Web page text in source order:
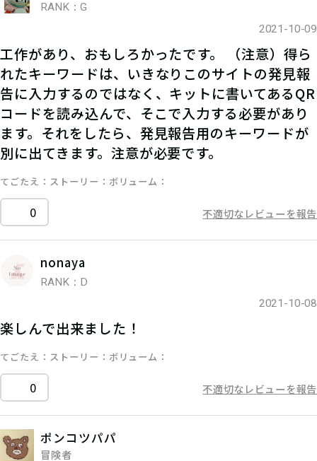
RANK：G
2021-10-09
工作があり、おもしろかったです。 （注意）得ら
れたキーワードは、いきなりこのサイトの発見報
告に入力するのではなく、キットに書いてあるQR
コードを読み込んで、そこで入力する必要があり
ます。それをしたら、発見報告用のキーワードが
別に出てきます。注意が必要です。
てごたえ ストーリー ボリューム
0 不適切なレビューを報告
nonaya
RANK：D
2021-10-08
楽しんで出来ました！
てごたえ ストーリー ボリューム
0 不適切なレビューを報告
ポンコツパパ
冒険者